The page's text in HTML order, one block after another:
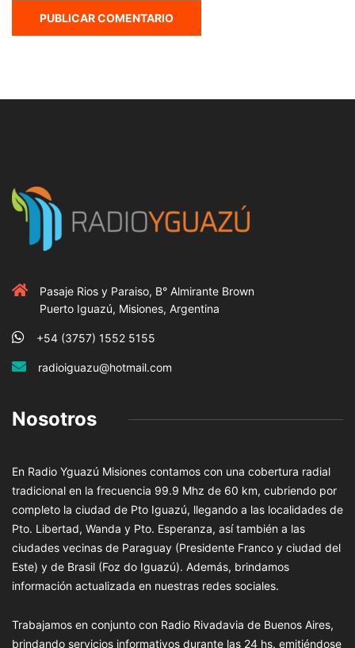
Pasaje Rios y Paraiso, B° Almirante Brown
Puerto Iguazú, Misiones, Argentina
+54 (3757) 1552 5155
radioiguazu@hotmail.com
Nosotros
En Radio Yguazú Misiones contamos con una cobertura radial
tradicional en la frecuencia 99.9 Mhz de 60 km, cubriendo por
completo la ciudad de Pto Iguazú, llegando a las localidades de
Pto. Libertad, Wanda y Pto. Esperanza, así también a las
ciudades vecinas de Paraguay (Presidente Franco y ciudad del
Este) y de Brasil (Foz do Iguazú). Además, brindamos
información actualizada en nuestras redes sociales.
Trabajamos en conjunto con Radio Rivadavia de Buenos Aires,
brindando servicios informativos durante las 24 hs. emitiéndose